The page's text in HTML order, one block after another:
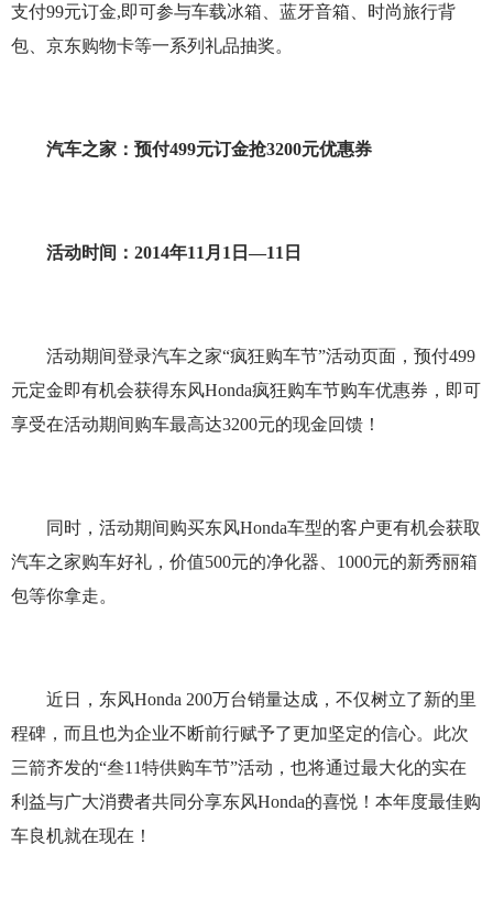
支付99元订金,即可参与车载冰箱、蓝牙音箱、时尚旅行背
包、京东购物卡等一系列礼品抽奖。
汽车之家：预付499元订金抢3200元优惠券
活动时间：2014年11月1日—11日
活动期间登录汽车之家“疯狂购车节”活动页面，预付499
元定金即有机会获得东风Honda疯狂购车节购车优惠券，即可
享受在活动期间购车最高达3200元的现金回馈！
同时，活动期间购买东风Honda车型的客户更有机会获取
汽车之家购车好礼，价值500元的净化器、1000元的新秀丽箱
包等你拿走。
近日，东风Honda 200万台销量达成，不仅树立了新的里
程碑，而且也为企业不断前行赋予了更加坚定的信心。此次
三箭齐发的“叁11特供购车节”活动，也将通过最大化的实在
利益与广大消费者共同分享东风Honda的喜悦！本年度最佳购
车良机就在现在！